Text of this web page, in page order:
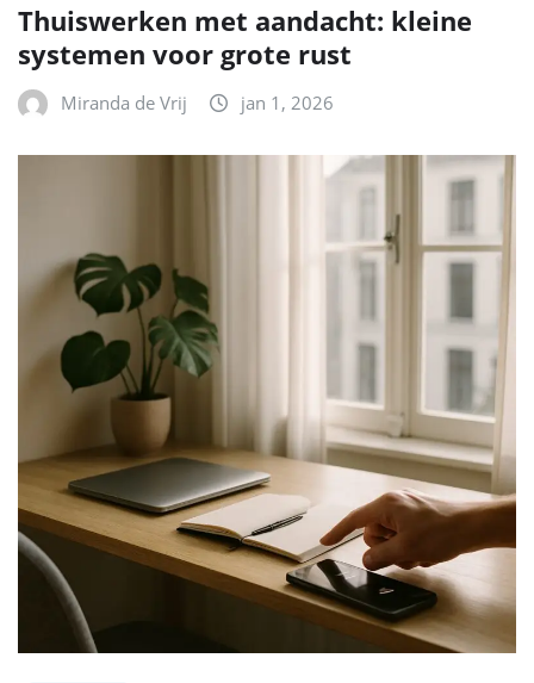
Thuiswerken met aandacht: kleine
systemen voor grote rust
Miranda de Vrij jan 1, 2026